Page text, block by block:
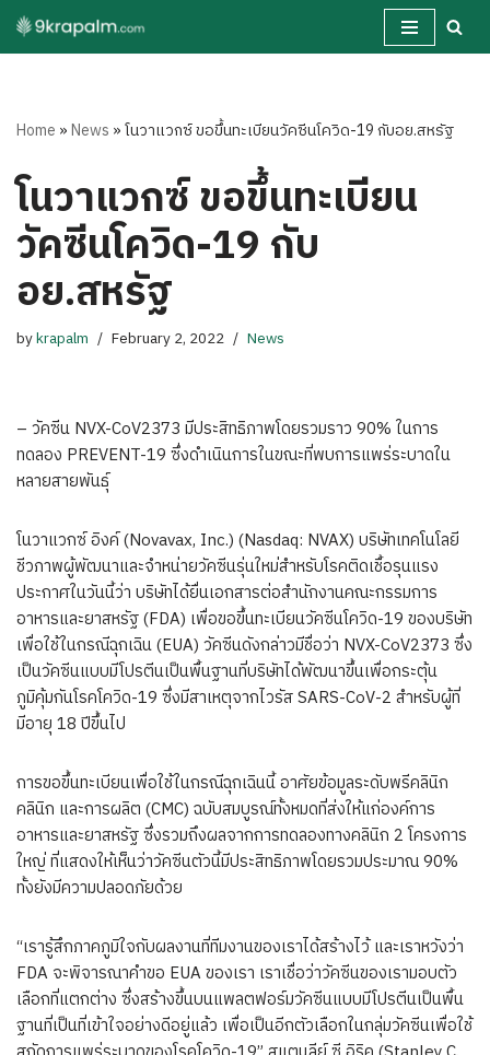
Skip
Home »News »​โนวาแวกซ์ ขอขึ้นทะเบียนวัคซีนโควิด-19 กับอย.สหรัฐ
​โนวาแวกซ์ ขอขึ้นทะเบียน
วัคซีนโควิด-19 กับ
อย.สหรัฐ
bykrapalm February 2, 2022 News
– วัคซีน NVX-CoV2373 มีประสิทธิภาพโดยรวมราว 90% ในการ
ทดลอง PREVENT-19 ซึ่งดำเนินการในขณะที่พบการแพร่ระบาดใน
หลายสายพันธุ์
โนวาแวกซ์ อิงค์ (Novavax, Inc.) (Nasdaq: NVAX) บริษัทเทคโนโลยี
ชีวภาพผู้พัฒนาและจำหน่ายวัคซีนรุ่นใหม่สำหรับโรคติดเชื้อรุนแรง
ประกาศในวันนี้ว่า บริษัทได้ยื่นเอกสารต่อสำนักงานคณะกรรมการ
อาหารและยาสหรัฐ (FDA) เพื่อขอขึ้นทะเบียนวัคซีนโควิด-19 ของบริษัท
เพื่อใช้ในกรณีฉุกเฉิน (EUA) วัคซีนดังกล่าวมีชื่อว่า NVX-CoV2373 ซึ่ง
เป็นวัคซีนแบบมีโปรตีนเป็นพื้นฐานที่บริษัทได้พัฒนาขึ้นเพื่อกระตุ้น
ภูมิคุ้มกันโรคโควิด-19 ซึ่งมีสาเหตุจากไวรัส SARS-CoV-2 สำหรับผู้ที่
มีอายุ 18 ปีขึ้นไป
การขอขึ้นทะเบียนเพื่อใช้ในกรณีฉุกเฉินนี้ อาศัยข้อมูลระดับพรีคลินิก
คลินิก และการผลิต (CMC) ฉบับสมบูรณ์ทั้งหมดที่ส่งให้แก่องค์การ
อาหารและยาสหรัฐ ซึ่งรวมถึงผลจากการทดลองทางคลินิก 2 โครงการ
ใหญ่ ที่แสดงให้เห็นว่าวัคซีนตัวนี้มีประสิทธิภาพโดยรวมประมาณ 90%
ทั้งยังมีความปลอดภัยด้วย
“เรารู้สึกภาคภูมิใจกับผลงานที่ทีมงานของเราได้สร้างไว้ และเราหวังว่า
FDA จะพิจารณาคำขอ EUA ของเรา เราเชื่อว่าวัคซีนของเรามอบตัว
เลือกที่แตกต่าง ซึ่งสร้างขึ้นบนแพลตฟอร์มวัคซีนแบบมีโปรตีนเป็นพื้น
ฐานที่เป็นที่เข้าใจอย่างดีอยู่แล้ว เพื่อเป็นอีกตัวเลือกในกลุ่มวัคซีนเพื่อใช้